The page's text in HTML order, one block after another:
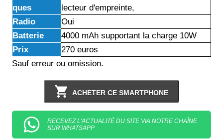
ques
lecteur d'empreinte,
Radio
Oui
Batterie
4000 mAh supportant la charge 10W
Prix
270 euros
Sauf erreur ou omission.
ACHETER CE SMARTPHONE
RECEVEZ L'ACTUALITÉ DU SITE VIA NOTRE CHAÎNE
SUR WHATSAPP